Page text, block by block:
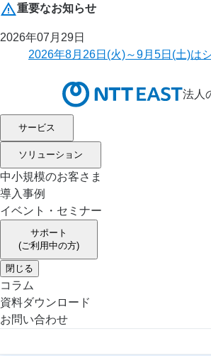
重要なお知らせ
2026年07月29日
2026年8月26日(火)～9月5日(土)は
法人
サービス
ソリューション
中小規模のお客さま
導入事例
イベント・セミナー
サポート
(ご利用中の方)
閉じる
コラム
資料ダウンロード
お問い合わせ